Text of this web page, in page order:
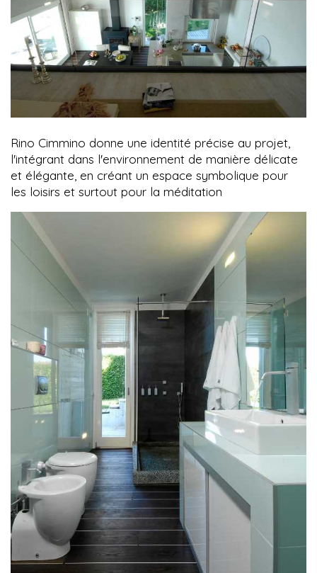
Rino Cimmino donne une identité précise au projet,
l'intégrant dans l'environnement de manière délicate
et élégante, en créant un espace symbolique pour
les loisirs et surtout pour la méditation